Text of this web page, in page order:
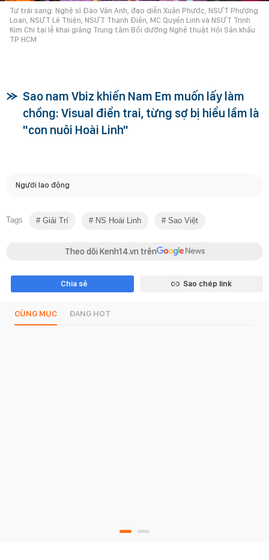
Từ trái sang: Nghệ sĩ Đào Vân Anh, đạo diễn Xuân Phước, NSƯT Phượng
Loan, NSƯT Lê Thiện, NSƯT Thanh Điền, MC Quyền Linh và NSƯT Trịnh
Kim Chi tại lễ khai giảng Trung tâm Bồi dưỡng Nghệ thuật Hội Sân khấu
TP HCM
Sao nam Vbiz khiến Nam Em muốn lấy làm
chồng: Visual điển trai, từng sợ bị hiểu lầm là
"con nuôi Hoài Linh"
Người lao động
Tags Giải Trí NS Hoài Linh Sao Việt
Theo dõi Kenh14.vn trên
Chia sẻ Sao chép link
CÙNG MỤC ĐANG HOT